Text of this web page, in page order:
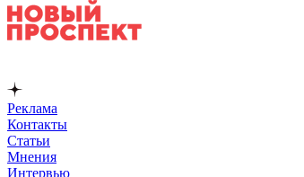
Реклама
Контакты
Статьи
Мнения
Интервью